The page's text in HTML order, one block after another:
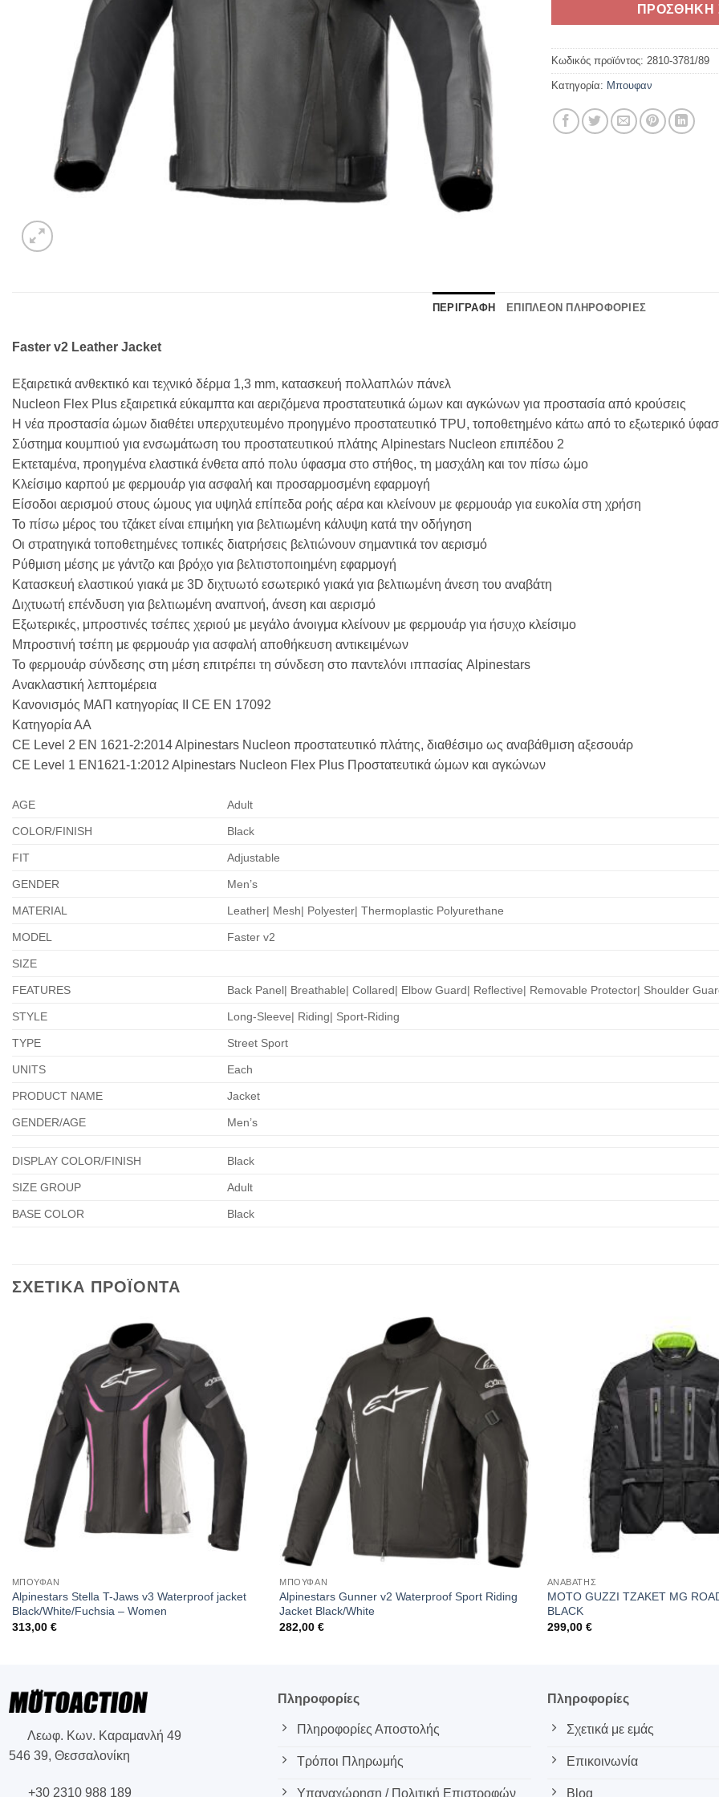
ΠΡΟΣΘΗΚΗ
Κωδικός προϊόντος: 2810-3781/89
Κατηγορία: Μπουφαν
ΠΕΡΙΓΡΑΦΗ ΕΠΙΠΛΕΟΝ ΠΛΗΡΟΦΟΡΙΕΣ
Faster v2 Leather Jacket
Εξαιρετικά ανθεκτικό και τεχνικό δέρμα 1,3 mm, κατασκευή πολλαπλών πάνελ
Nucleon Flex Plus εξαιρετικά εύκαμπτα και αεριζόμενα προστατευτικά ώμων και αγκώνων για προστασία από κρούσεις
Η νέα προστασία ώμων διαθέτει υπερχυτευμένο προηγμένο προστατευτικό TPU, τοποθετημένο κάτω από το εξωτερικό
Σύστημα κουμπιού για ενσωμάτωση του προστατευτικού πλάτης Alpinestars Nucleon επιπέδου 2
Εκτεταμένα, προηγμένα ελαστικά ένθετα από πολυ ύφασμα στο στήθος, τη μασχάλη και τον πίσω ώμο
Κλείσιμο καρπού με φερμουάρ για ασφαλή και προσαρμοσμένη εφαρμογή
Είσοδοι αερισμού στους ώμους για υψηλά επίπεδα ροής αέρα και κλείνουν με φερμουάρ για ευκολία στη χρήση
Το πίσω μέρος του τζάκετ είναι επιμήκη για βελτιωμένη κάλυψη κατά την οδήγηση
Οι στρατηγικά τοποθετημένες τοπικές διατρήσεις βελτιώνουν σημαντικά τον αερισμό
Ρύθμιση μέσης με γάντζο και βρόχο για βελτιστοποιημένη εφαρμογή
Κατασκευή ελαστικού γιακά με 3D διχτυωτό εσωτερικό γιακά για βελτιωμένη άνεση του αναβάτη
Διχτυωτή επένδυση για βελτιωμένη αναπνοή, άνεση και αερισμό
Εξωτερικές, μπροστινές τσέπες χεριού με μεγάλο άνοιγμα κλείνουν με φερμουάρ για ήσυχο κλείσιμο
Μπροστινή τσέπη με φερμουάρ για ασφαλή αποθήκευση αντικειμένων
Το φερμουάρ σύνδεσης στη μέση επιτρέπει τη σύνδεση στο παντελόνι ιππασίας Alpinestars
Ανακλαστική λεπτομέρεια
Κανονισμός ΜΑΠ κατηγορίας ΙΙ CE EN 17092
Κατηγορία ΑΑ
CE Level 2 EN 1621-2:2014 Alpinestars Nucleon προστατευτικό πλάτης, διαθέσιμο ως αναβάθμιση αξεσουάρ
CE Level 1 EN1621-1:2012 Alpinestars Nucleon Flex Plus Προστατευτικά ώμων και αγκώνων
AGE Adult
COLOR/FINISH Black
FIT Adjustable
GENDER Men’s
MATERIAL Leather| Mesh| Polyester| Thermoplastic Polyurethane
MODEL Faster v2
SIZE
FEATURES Back Panel| Breathable| Collared| Elbow Guard| Reflective| Removable Protector| Shoulder
STYLE Long-Sleeve| Riding| Sport-Riding
TYPE Street Sport
UNITS Each
PRODUCT NAME Jacket
GENDER/AGE Men’s
DISPLAY COLOR/FINISH Black
SIZE GROUP Adult
BASE COLOR Black
ΣΧΕΤΙΚΑ ΠΡΟΪΟΝΤΑ
ΜΠΟΥΦΑΝ
Alpinestars Stella T-Jaws v3 Waterproof jacket
Black/White/Fuchsia – Women
313,00 €
ΜΠΟΥΦΑΝ
Alpinestars Gunner v2 Waterproof Sport Riding
Jacket Black/White
282,00€
ΑΝΑΒΑΤΗΣ
MOTO GUZZI ΤΖΑΚΕΤ MG
BLACK
299,00 €
Λεωφ. Κων. Καραμανλή 49
546 39, Θεσσαλονίκη
+30 2310 988 189
Πληροφορίες
Πληροφορίες Αποστολής
Τρόποι Πληρωμής
Υπαναχώρηση / Πολιτική Επιστροφών
Πληροφορίες
Σχετικά με εμάς
Επικοινωνία
Blog